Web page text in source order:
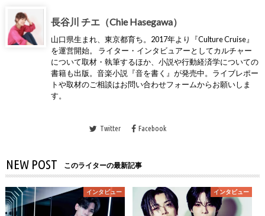
長谷川 チエ（Chie Hasegawa）
山口県生まれ、東京都育ち。2017年より『Culture Cruise』
を運営開始。 ライター・インタビュアーとしてカルチャー
について取材・執筆するほか、小説や行動経済学についての
書籍も出版。音楽小説『音を書く』が発売中。ライブレポー
トや取材のご相談はお問い合わせフォームからお願いしま
す。
Twitter Facebook
NEW POST このライターの最新記事
インタビュー インタビュー